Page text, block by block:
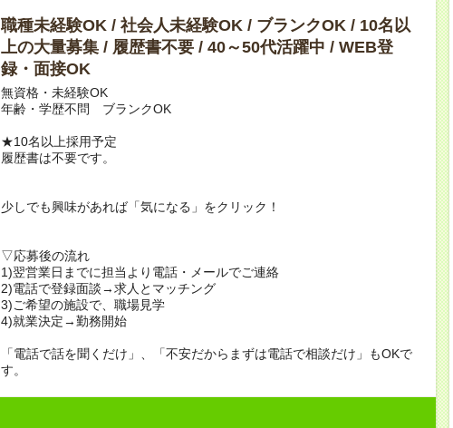
職種未経験OK / 社会人未経験OK / ブランクOK / 10名以
上の大量募集 / 履歴書不要 / 40～50代活躍中 / WEB登
録・面接OK
無資格・未経験OK
年齢・学歴不問 ブランクOK
★10名以上採用予定
履歴書は不要です。
少しでも興味があれば「気になる」をクリック！
▽応募後の流れ
1)翌営業日までに担当より電話・メールでご連絡
2)電話で登録面談→求人とマッチング
3)ご希望の施設で、職場見学
4)就業決定→勤務開始
「電話で話を聞くだけ」、「不安だからまずは電話で相談だけ」もOKで
す。